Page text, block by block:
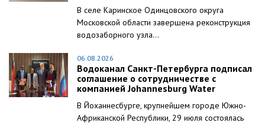
В селе Каринское Одинцовского округа
Московской области завершена реконструкция
водозаборного узла...
06.08.2026
Водоканал Санкт-Петербурга подписал
соглашение о сотрудничестве с
компанией Johannesburg Water
В Йоханнесбурге, крупнейшем городе Южно-
Африканской Республики, 29 июля состоялась